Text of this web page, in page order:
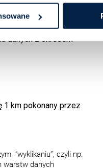
– jak liczba
w litrach; wszystko z
danych z okresem
km pokonany przez
“wyklikaniu”, czyli np:
warstw danych